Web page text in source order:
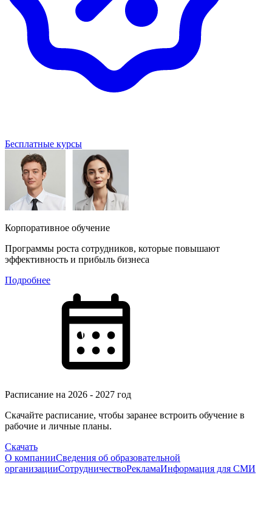
Бесплатные курсы
Корпоративное обучение
Программы роста сотрудников, которые повышают
эффективность и прибыль бизнеса
Подробнее
Расписание на 2026 - 2027 год
Скачайте расписание, чтобы заранее встроить обучение в
рабочие и личные планы.
Скачать
О компанииСведения об образовательной
организацииСотрудничествоРекламаИнформация для СМИ